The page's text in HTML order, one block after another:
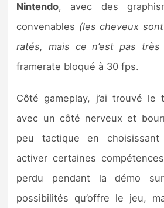
Nintendo, avec des
convenables (les cheveux
ratés, mais ce n’est pas très
framerate bloqué à 30 fps.
Côté gameplay, j’ai trouvé
avec un côté nerveux et
peu tactique en
activer certaines
perdu pendant la démo
possibilités qu’offre le jeu,